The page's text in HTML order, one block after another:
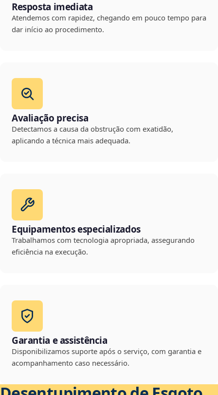
Resposta imediata
Atendemos com rapidez, chegando em pouco tempo para
dar início ao procedimento.
Avaliação precisa
Detectamos a causa da obstrução com exatidão,
aplicando a técnica mais adequada.
Equipamentos especializados
Trabalhamos com tecnologia apropriada, assegurando
eficiência na execução.
Garantia e assistência
Disponibilizamos suporte após o serviço, com garantia e
acompanhamento caso necessário.